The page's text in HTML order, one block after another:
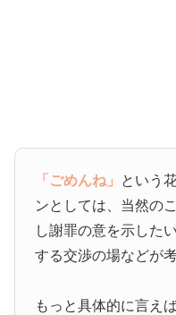
「ごめんね」 という
ンとしては、当然の
し謝罪の意を示した
する交渉の場などが
もっと具体的に言え